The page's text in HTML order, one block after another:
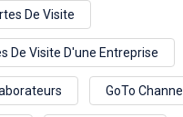
De Visite
De Visite D'une Entreprise
GoTo Channel